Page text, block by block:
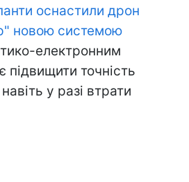
оснастили дрон
новою системою
електронним
точність
у разі втрати